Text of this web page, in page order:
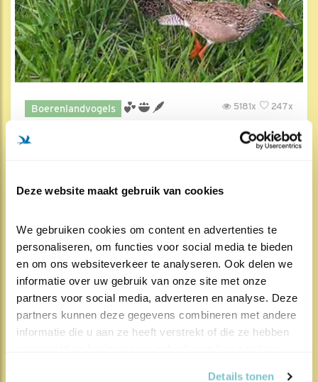
Deze website maakt gebruik van cookies
We gebruiken cookies om content en advertenties te
personaliseren, om functies voor social media te bieden
en om ons websiteverkeer te analyseren. Ook delen we
informatie over uw gebruik van onze site met onze
partners voor social media, adverteren en analyse. Deze
partners kunnen deze gegevens combineren met andere
informatie die u aan ze heeft verstrekt of die ze hebben
Details tonen
Boerenlandvogels 247x
5181x
Ren je rot